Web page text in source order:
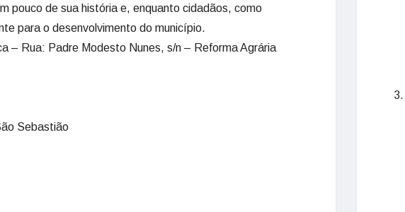
pouco de sua história e, enquanto cidadãos, como
para o desenvolvimento do município.
– Rua: Padre Modesto Nunes, s/n – Reforma Agrária
Sebastião